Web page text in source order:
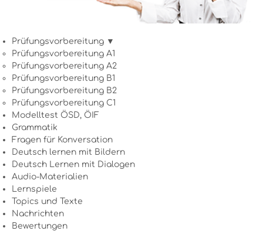
Prüfungsvorbereitung ▼
Prüfungsvorbereitung A1
Prüfungsvorbereitung A2
Prüfungsvorbereitung B1
Prüfungsvorbereitung B2
Prüfungsvorbereitung C1
Modelltest ÖSD, ÖIF
Grammatik
Fragen für Konversation
Deutsch lernen mit Bildern
Deutsch Lernen mit Dialogen
Audio-Materialien
Lernspiele
Topics und Texte
Nachrichten
Bewertungen